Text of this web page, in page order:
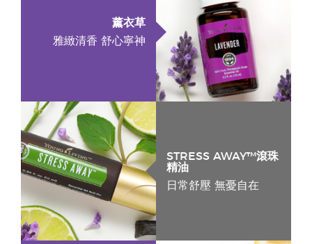
薰衣草
雅緻清香 舒心寧神
STRESS AWAY™滾珠
精油
日常舒壓 無憂自在